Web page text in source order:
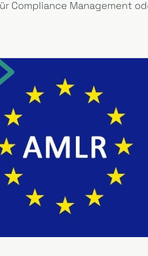
Compliance Management